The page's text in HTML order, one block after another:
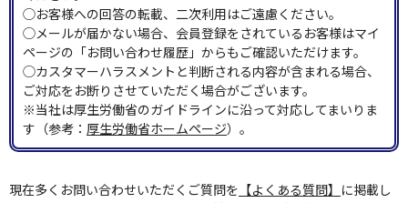
◯お客様への回答の転載、二次利用はご遠慮ください。
◯メールが届かない場合、会員登録をされているお客様はマイ
ページの「お問い合わせ履歴」からもご確認いただけます。
◯カスタマーハラスメントと判断される内容が含まれる場合、
ご対応をお断りさせていただく場合がございます。
※当社は厚生労働省のガイドラインに沿って対応してまいりま
す（参考： 厚生労働省ホームページ）。
現在多くお問い合わせいただくご質問を 【よくある質問】 に掲載し